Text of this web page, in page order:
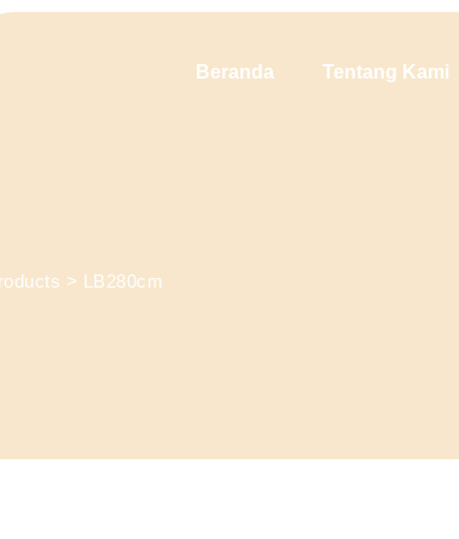
Beranda Tentang Kami
> LB280cm